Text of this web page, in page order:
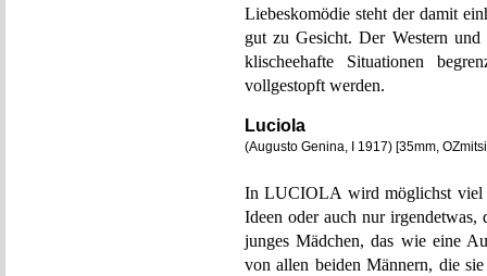
Liebeskomödie steht der damit
gut zu Gesicht. Der Western
klischeehafte Situationen
vollgestopft werden.
Luciola
(Augusto Genina, I 1917) [35mm,
In LUCIOLA wird möglichst viel
Ideen oder auch nur irgendetwas,
junges Mädchen, das wie eine
von allen beiden Männern, die